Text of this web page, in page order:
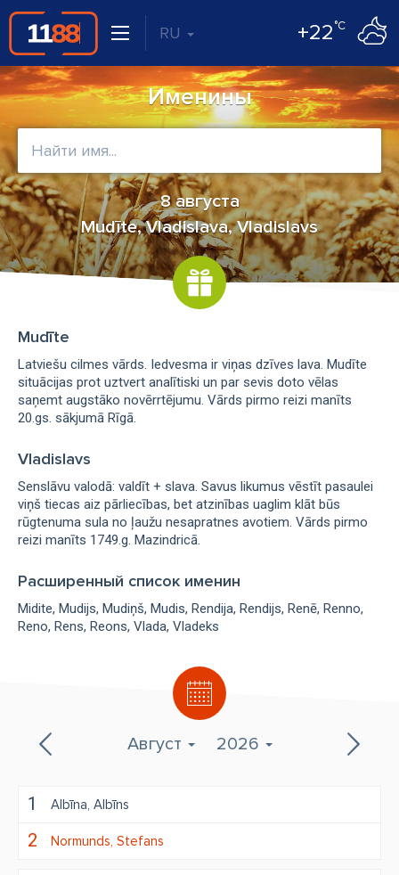
RU +22°C
Именины
8 августа
Mudīte, Vladislava, Vladislavs
Август 2026
1 Albīna Albīns
2 Normunds Stefans
Mudīte
Latviešu cilmes vārds. Iedvesma ir viņas dzīves lava. Mudīte
situācijas prot uztvert analītiski un par sevis doto vēlas
saņemt augstāko novērrtējumu. Vārds pirmo reizi manīts
20.gs. sākjumā Rīgā.
Vladislavs
Senslāvu valodā: valdīt + slava. Savus likumus vēstīt pasaulei
viņš tiecas aiz pārliecības, bet atzinības uaglim klāt būs
rūgtenuma sula no ļaužu nesapratnes avotiem. Vārds pirmo
reizi manīts 1749.g. Mazindricā.
Расширенный список именин
Midite Mudijs Mudiņš Mudis Rendija Rendijs Renē Renno
Reno Rens Reons Vlada Vladeks